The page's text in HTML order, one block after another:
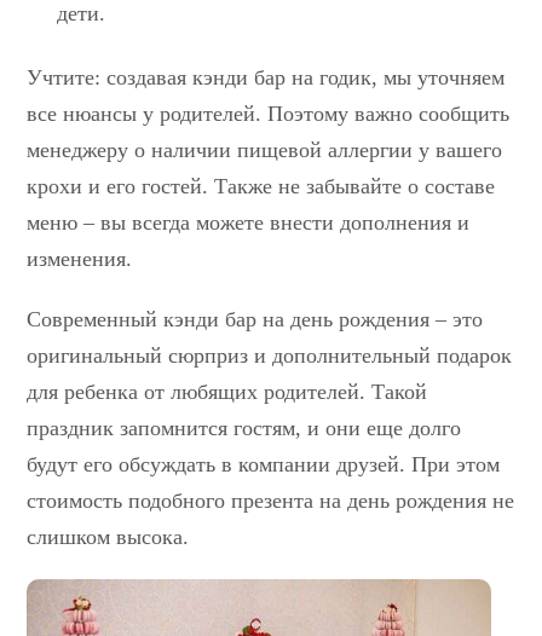
дети.
Учтите: создавая кэнди бар на годик, мы уточняем
все нюансы у родителей. Поэтому важно сообщить
менеджеру о наличии пищевой аллергии у вашего
крохи и его гостей. Также не забывайте о составе
меню – вы всегда можете внести дополнения и
изменения.
Современный кэнди бар на день рождения – это
оригинальный сюрприз и дополнительный подарок
для ребенка от любящих родителей. Такой
праздник запомнится гостям, и они еще долго
будут его обсуждать в компании друзей. При этом
стоимость подобного презента на день рождения не
слишком высока.